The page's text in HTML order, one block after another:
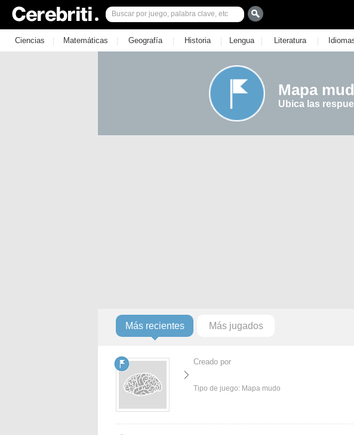
Ciencias | Matemáticas | Geografía | Historia | Lengua | Literatura |
Mapa
Ubica las
Más recientes Más jugados
Creado por
Tipo de juego: Mapa mudo